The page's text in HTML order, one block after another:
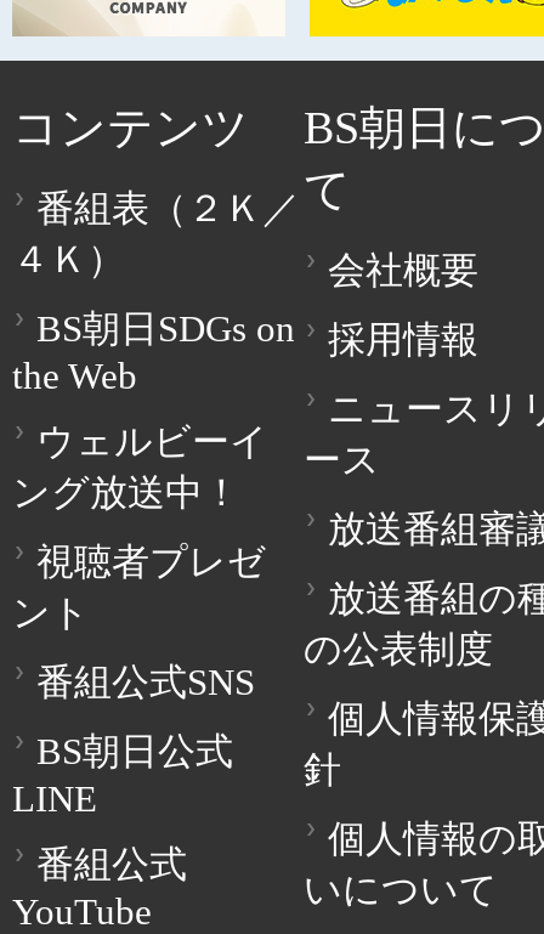
コンテンツ
番組表（２Ｋ／
４Ｋ）
BS朝日SDGs on
the Web
ウェルビーイ
ング放送中！
視聴者プレゼ
ント
番組公式SNS
BS朝日公式
LINE
番組公式
YouTube
BS朝日に
て
会社概要
採用情報
ニュースリ
ース
放送番組審
放送番組の
の公表制度
個人情報保
針
個人情報の
いについて